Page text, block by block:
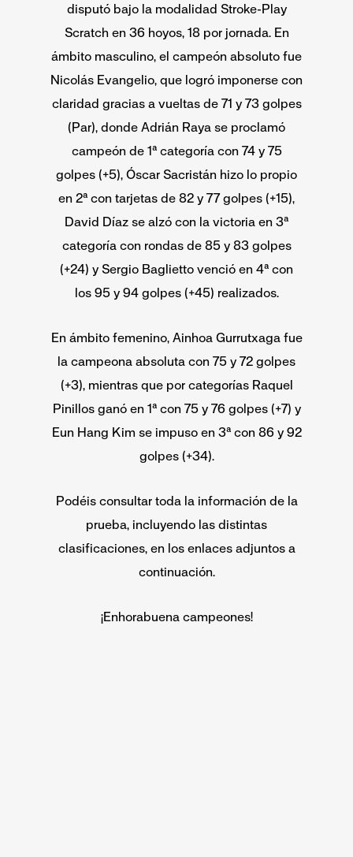
disputó bajo la modalidad Stroke-Play
Scratch en 36 hoyos, 18 por jornada. En
ámbito masculino, el campeón absoluto fue
Nicolás Evangelio, que logró imponerse con
claridad gracias a vueltas de 71 y 73 golpes
(Par), donde Adrián Raya se proclamó
campeón de 1ª categoría con 74 y 75
golpes (+5), Óscar Sacristán hizo lo propio
en 2ª con tarjetas de 82 y 77 golpes (+15),
David Díaz se alzó con la victoria en 3ª
categoría con rondas de 85 y 83 golpes
(+24) y Sergio Baglietto venció en 4ª con
los 95 y 94 golpes (+45) realizados.
En ámbito femenino, Ainhoa Gurrutxaga fue
la campeona absoluta con 75 y 72 golpes
(+3), mientras que por categorías Raquel
Pinillos ganó en 1ª con 75 y 76 golpes (+7) y
Eun Hang Kim se impuso en 3ª con 86 y 92
golpes (+34).
Podéis consultar toda la información de la
prueba, incluyendo las distintas
clasificaciones, en los enlaces adjuntos a
continuación.
¡Enhorabuena campeones!